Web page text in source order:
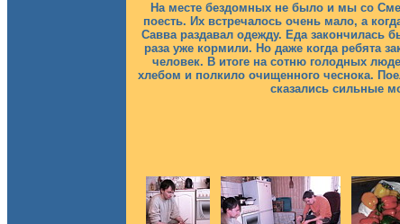
На месте бездомных не было и мы со
поесть. Их встречалось очень мало, а
Савва раздавал одежду. Еда закончилась
раза уже кормили. Но даже когда ребята
человек. В итоге на сотню голодных
хлебом и полкило очищенного чеснока.
сказались сильные